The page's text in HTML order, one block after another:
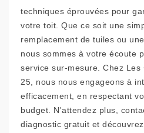
techniques éprouvées pour
votre toit. Que ce soit une
remplacement de tuiles ou
nous sommes à votre écoute
service sur-mesure. Chez Les
25, nous nous engageons à
efficacement, en respectant
budget. N'attendez plus,
diagnostic gratuit et